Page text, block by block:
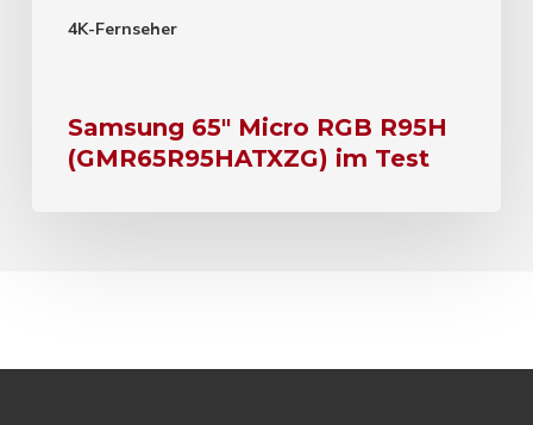
4K-Fernseher
Samsung 65″ Micro RGB R95H
(GMR65R95HATXZG) im Test